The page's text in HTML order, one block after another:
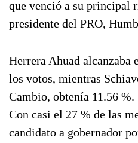
que venció a su principal
presidente del PRO,
Herrera Ahuad alcanzaba
los votos, mientras
Cambio, obtenía 11.56 %.
Con casi el 27 % de las
candidato a gobernador